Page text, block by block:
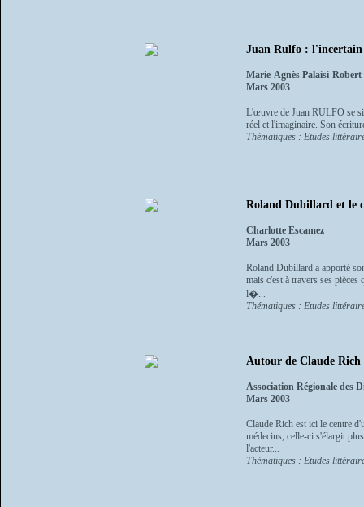
Juan Rulfo : l'incertain
Marie-Agnès Palaisi-Robert
Mars 2003
L'œuvre de Juan RULFO se
réel et l'imaginaire. Son
Thématiques : Etudes
Roland Dubillard et le
Charlotte Escamez
Mars 2003
Roland Dubillard a apporté
mais c'est à travers ses
l�...
Thématiques : Etudes
Autour de Claude Rich
Association Régionale des
Mars 2003
Claude Rich est ici le centre
médecins, celle-ci s'élargit
l'acteur...
Thématiques : Etudes